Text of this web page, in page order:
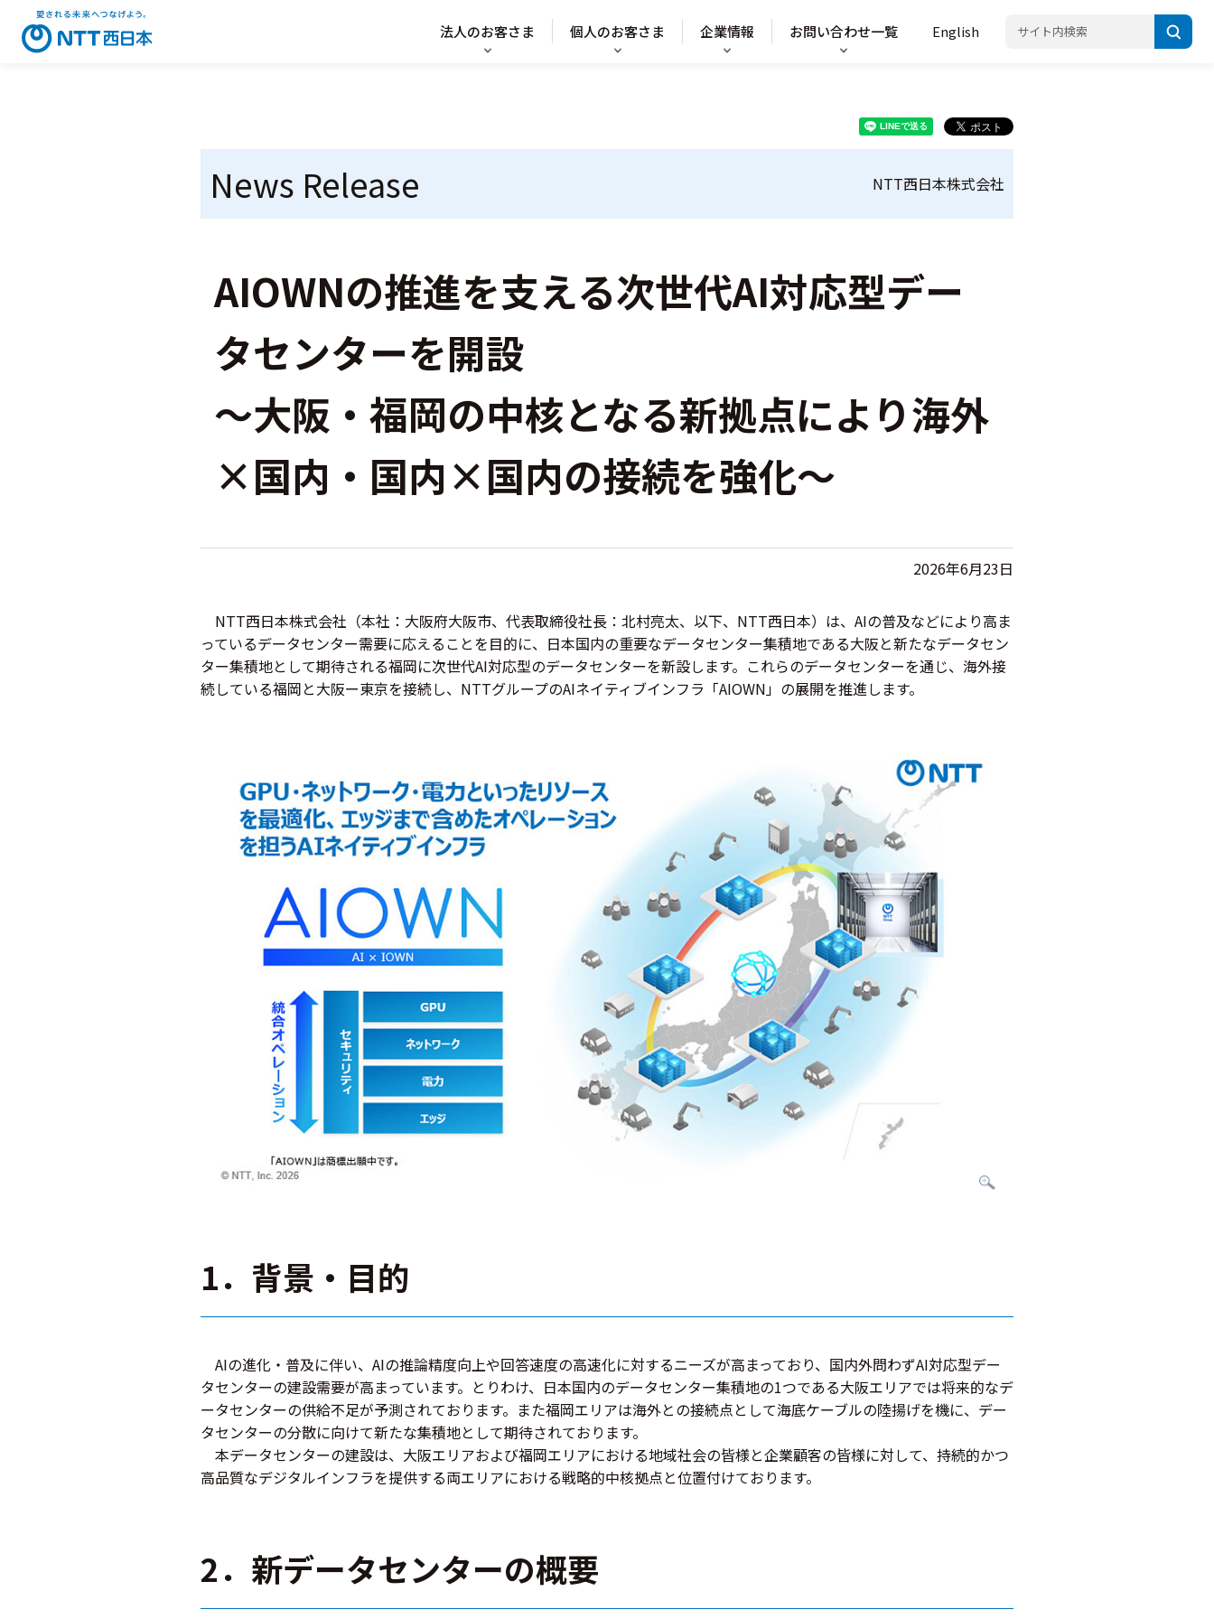
法人のお客さま 個人のお客さま 企業情報 お問い合わせ一覧 English
News Release NTT西日本株式会社
AIOWNの推進を支える次世代AI対応型デー
タセンターを開設
～大阪・福岡の中核となる新拠点により海外
×国内・国内×国内の接続を強化～
2026年6月23日
NTT西日本株式会社（本社：大阪府大阪市、代表取締役社長：北村亮太、以下、NTT西日本）は、AIの普及などにより高ま
っているデータセンター需要に応えることを目的に、日本国内の重要なデータセンター集積地である大阪と新たなデータセン
ター集積地として期待される福岡に次世代AI対応型のデータセンターを新設します。これらのデータセンターを通じ、海外接
続している福岡と大阪ー東京を接続し、NTTグループのAIネイティブインフラ「AIOWN」の展開を推進します。
1．背景・目的
AIの進化・普及に伴い、AIの推論精度向上や回答速度の高速化に対するニーズが高まっており、国内外問わずAI対応型デー
タセンターの建設需要が高まっています。とりわけ、日本国内のデータセンター集積地の1つである大阪エリアでは将来的なデ
ータセンターの供給不足が予測されております。また福岡エリアは海外との接続点として海底ケーブルの陸揚げを機に、デー
タセンターの分散に向けて新たな集積地として期待されております。
本データセンターの建設は、大阪エリアおよび福岡エリアにおける地域社会の皆様と企業顧客の皆様に対して、持続的かつ
高品質なデジタルインフラを提供する両エリアにおける戦略的中核拠点と位置付けております。
2．新データセンターの概要